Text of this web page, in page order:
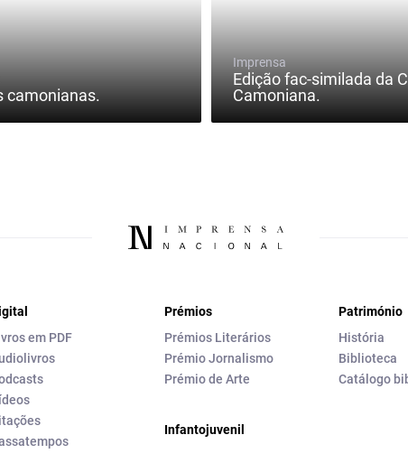
camonianas.
Imprensa
Edição fac-similada da
Camoniana.
em PDF
Prémios
Prémios Literários
Prémio Jornalismo
Prémio de Arte
Infantojuvenil
Património
História
Biblioteca
Catálogo